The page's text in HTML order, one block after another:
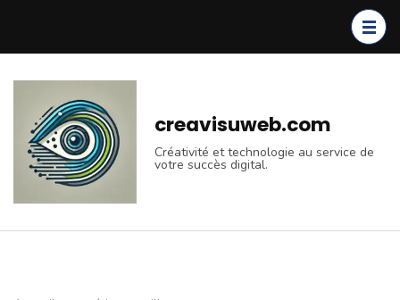
(Pressez
Entrée)
creavisuweb.com
Créativité et technologie au service de
votre succès digital.